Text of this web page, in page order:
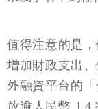
值得注意的是
增加財政支出
外融資平台的
放逾人民幣 1.4